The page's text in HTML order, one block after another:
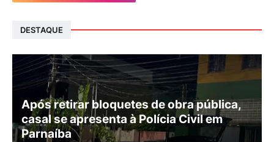
DESTAQUE
Após retirar bloquetes de obra pública,
casal se apresenta à Polícia Civil em
Parnaíba